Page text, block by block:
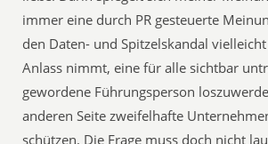
immer eine durch PR gesteuerte
den Daten- und Spitzelskandal
Anlass nimmt, eine für alle sichtbar
gewordene Führungsperson
anderen Seite zweifelhafte
schützen. Die Frage muss doch nicht